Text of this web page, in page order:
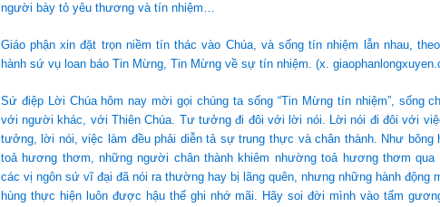
người bày tỏ yêu thương và tín nhiệm…
Giáo phận xin đặt trọn niềm tín thác vào Chúa, và sống tín nhiệm lẫn nhau,
hành sứ vụ loan báo Tin Mừng, Tin Mừng về sự tín nhiệm. (x.
Sứ điệp Lời Chúa hôm nay mời gọi chúng ta sống “Tin Mừng tín nhiệm”, sống
với người khác, với Thiên Chúa. Tư tưởng đi đôi với lời nói. Lời nói đi đôi với
tưởng, lời nói, việc làm đều phải diễn tả sự trung thực và chân thành. Như bông
toả hương thơm, những người chân thành khiêm nhường toả hương thơm qua
các vị ngôn sứ vĩ đại đã nói ra thường hay bị lãng quên, nhưng những hành động
hùng thực hiện luôn được hậu thế ghi nhớ mãi. Hãy soi đời mình vào tấm